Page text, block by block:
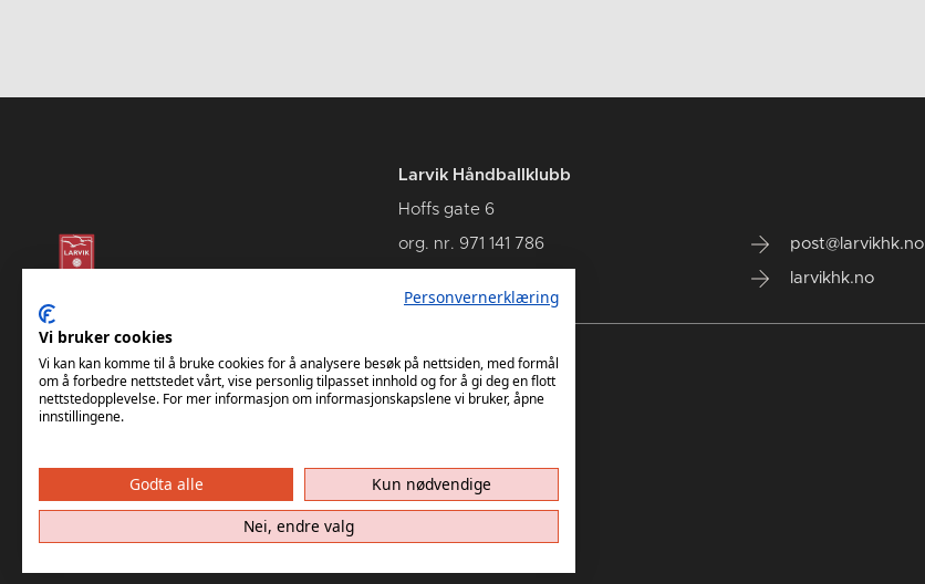
Larvik Håndballklubb
Hoffs gate 6
org. nr. 971 141 786 post@larvikhk.no
larvikhk.no
Personvernerklæring
Vi bruker cookies
Vi kan kan komme til å bruke cookies for å analysere besøk på nettsiden, med formål
om å forbedre nettstedet vårt, vise personlig tilpasset innhold og for å gi deg en flott
nettstedopplevelse. For mer informasjon om informasjonskapslene vi bruker, åpne
innstillingene.
Godta alle
Kun nødvendige
Nei, endre valg